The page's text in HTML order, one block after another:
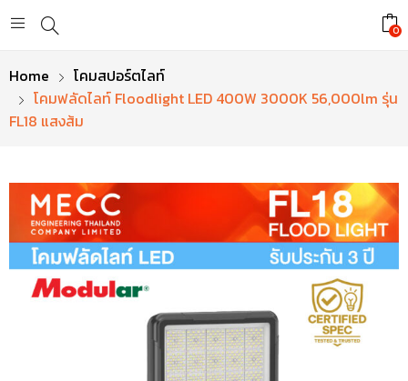
0
Home
โคมสปอร์ตไลท์
โคมฟลัดไลท์ Floodlight LED 400W 3000K 56,000lm รุ่น
FL18 แสงส้ม